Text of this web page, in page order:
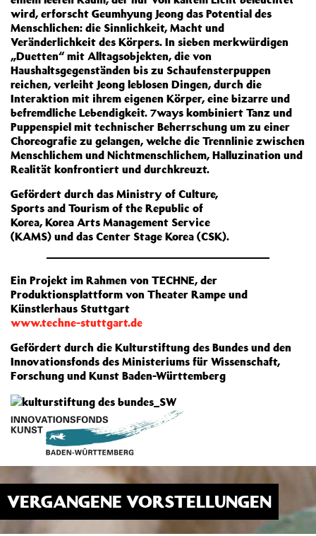
wird, erforscht Geumhyung Jeong das Potential des
Menschlichen: die Sinnlichkeit, Macht und
Veränderlichkeit des Körpers. In sieben merkwürdigen
„Duetten“ mit Alltagsobjekten, die von
Haushaltsgegenständen bis zu Schaufensterpuppen
reichen, verleiht Jeong leblosen Dingen, durch die
Interaktion mit ihrem eigenen Körper, eine bizarre und
befremdliche Lebendigkeit. 7ways kombiniert Tanz und
Puppenspiel mit technischer Beherrschung um zu einer
Choreografie zu gelangen, welche die Trennlinie zwischen
Menschlichem und Nichtmenschlichem, Halluzination und
Realität konfrontiert und durchkreuzt.
Gefördert durch das Ministry of Culture,
Sports and Tourism of the Republic of
Korea, Korea Arts Management Service
(KAMS) und das Center Stage Korea (CSK).
Ein Projekt im Rahmen von TECHNE, der
Produktionsplattform von Theater Rampe und
Künstlerhaus Stuttgart
www.techne-stuttgart.de
Gefördert durch die Kulturstiftung des Bundes und den
Innovationsfonds des Ministeriums für Wissenschaft,
Forschung und Kunst Baden-Württemberg
VERGANGENE VORSTELLUNGEN